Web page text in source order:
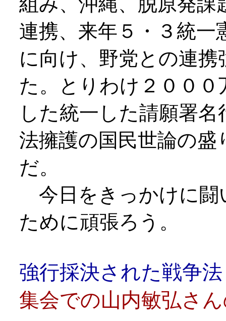
連携、来年５・３統一
に向け、野党との連
た。とりわけ２００
した統一した請願署
法擁護の国民世論の
だ。
今日をきっかけに闘
ために頑張ろう。
強行採決された戦争
集会での山内敏弘さ